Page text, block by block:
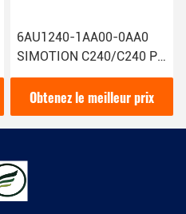
6AU1240-1AA00-0AA0
SIMOTION C240/C240 PN
Contrôleur de mouvement
Siemens Technologie de
pointe
Obtenez le meilleur prix